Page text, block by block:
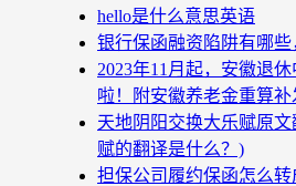
hello是什么意思英语
银行保函融资陷阱有哪些
2023年11月起，安徽退
啦！附安徽养老金重算补
天地阴阳交换大乐赋原
赋的翻译是什么？)
担保公司履约保函怎么转